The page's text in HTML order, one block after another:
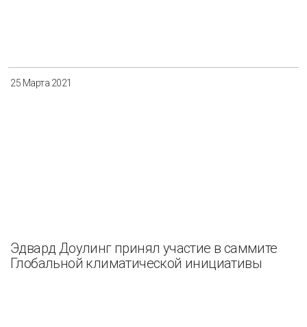
25 Марта 2021
Эдвард Доулинг принял участие в саммите
Глобальной климатической инициативы